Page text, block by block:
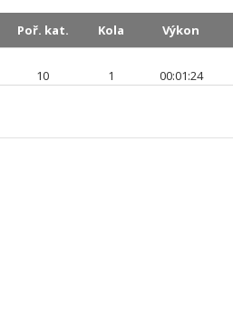
Poř. kat. Kola Výkon
10 1 00:01:24